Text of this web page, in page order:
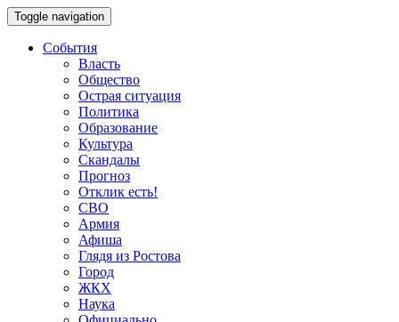
Toggle navigation
События
Власть
Общество
Острая ситуация
Политика
Образование
Культура
Скандалы
Прогноз
Отклик есть!
СВО
Армия
Афиша
Глядя из Ростова
Город
ЖКХ
Наука